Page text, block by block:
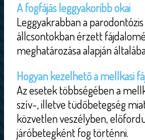
A fogfájás leggyakoribb okai
Leggyakrabban a
állcsontokban érzett
meghatározása alapján
Hogyan kezelhető a mellkasi
Az esetek többségében a
szív-, illetve tüdőbetegség
közvetlen veszélyben,
járóbetegként fog történni.